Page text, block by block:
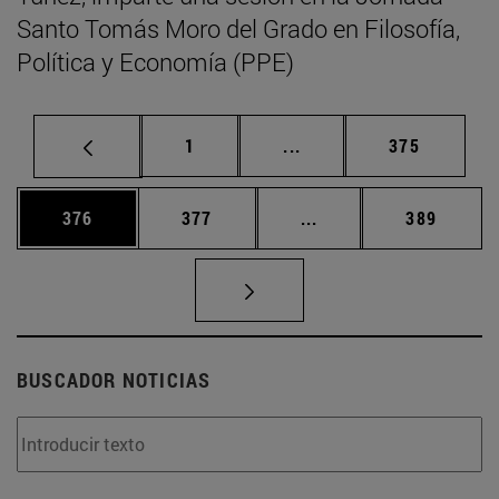
Santo Tomás Moro del Grado en Filosofía,
Política y Economía (PPE)
Página
1 ... Páginas intermedias
Página
375
Página
376 Página
377 ... Páginas intermedias
Página
389
BUSCADOR NOTICIAS